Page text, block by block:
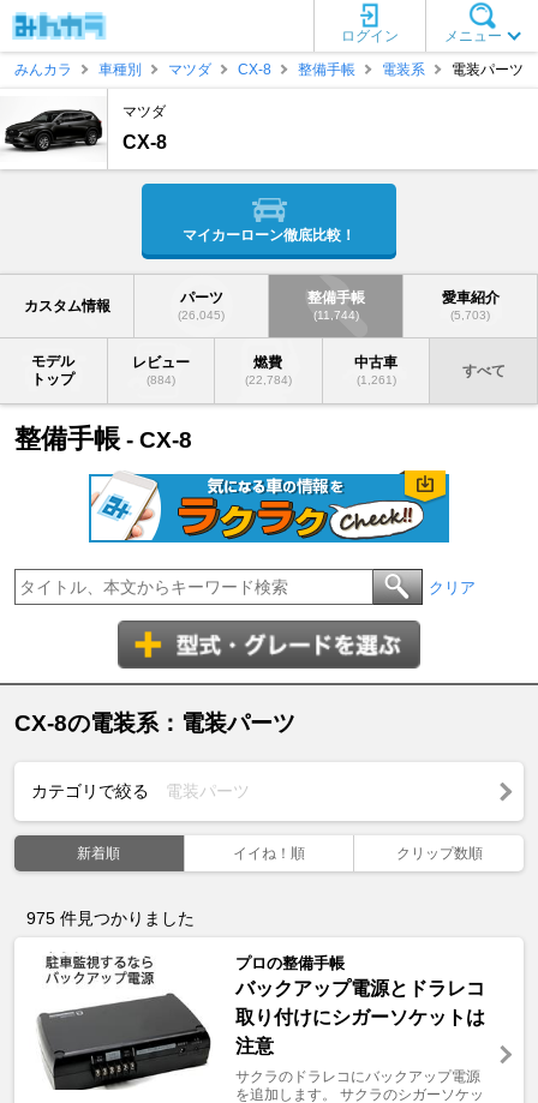
メニュー
ログイン
みんカラ
車種別 マツダ CX-8 整備手帳 電装系 電装パーツ
マツダ
CX-8
マイカーローン徹底比較！
カスタム情報 パーツ
(26,045)
整備手帳
(11,744)
愛車紹介
(5,703)
モデル
トップ
レビュー
(884)
燃費
(22,784)
中古車
(1,261)
すべて
整備手帳 - CX-8
クリア
CX-8の電装系：電装パーツ
カテゴリで絞る 電装パーツ
新着順 イイね！順 クリップ数順
975 件見つかりました
プロの整備手帳
バックアップ電源とドラレコ
取り付けにシガーソケットは
注意
サクラのドラレコにバックアップ電源
を追加します。 サクラのシガーソケッ